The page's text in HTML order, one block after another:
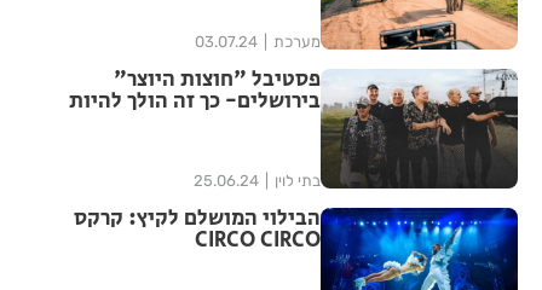
מערכת 03.07.24
פסטיבל "חוצות היוצר"
בירושלים- כך זה הולך להיות
בתי לוין 25.06.24
הבילוי המושלם לקיץ: קרקס
CIRCO CIRCO